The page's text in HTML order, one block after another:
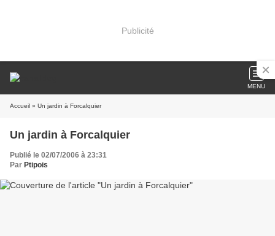
Publicité
MENU
Accueil » Un jardin à Forcalquier
Un jardin à Forcalquier
Publié le 02/07/2006 à 23:31
Par Ptipois